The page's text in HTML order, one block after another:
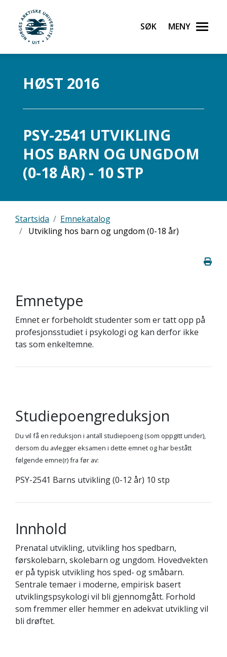
UiT Norges arktiske universitet
Søk Meny
HØST 2016
PSY-2541 UTVIKLING
HOS BARN OG UNGDOM
(0-18 ÅR) - 10 STP
Startsida
Emnekatalog
Utvikling hos barn og ungdom (0-18 år)
Emnetype
Emnet er forbeholdt studenter som er tatt opp på
profesjonsstudiet i psykologi og kan derfor ikke
tas som enkeltemne.
Studiepoengreduksjon
Du vil få en reduksjon i antall studiepoeng (som oppgitt under),
dersom du avlegger eksamen i dette emnet og har bestått
følgende emne(r) fra før av:
PSY-2541 Barns utvikling (0-12 år) 10 stp
Innhold
Prenatal utvikling, utvikling hos spedbarn,
førskolebarn, skolebarn og ungdom. Hovedvekten
er på typisk utvikling hos sped- og småbarn.
Sentrale temaer i moderne, empirisk basert
utviklingspsykologi vil bli gjennomgått. Forhold
som fremmer eller hemmer en adekvat utvikling vil
bli drøftet.